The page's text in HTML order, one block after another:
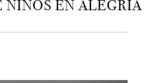
NIÑOS EN ALEGRÍA